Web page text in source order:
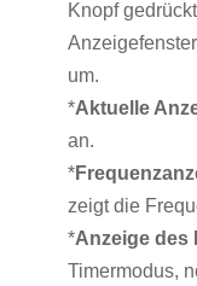
Knopf
um.
*Aktuelle
an.
*
zeigt die
*Anzeige des
Timermodus,